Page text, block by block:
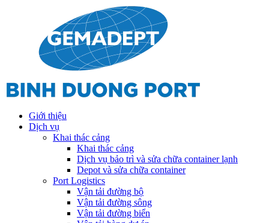
Giới thiệu
Dịch vụ
Khai thác cảng
Khai thác cảng
Dịch vụ bảo trì và sửa chữa container lạnh
Depot và sửa chữa container
Port Logistics
Vận tải đường bộ
Vận tải đường sông
Vận tải đường biển